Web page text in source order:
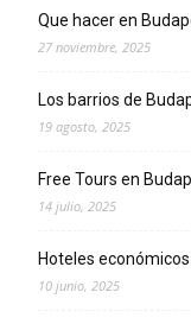
Que hacer en
27 noviembre, 2025
Los barrios de
19 agosto, 2025
Free Tours en
14 julio, 2025
Hoteles
10 junio, 2025